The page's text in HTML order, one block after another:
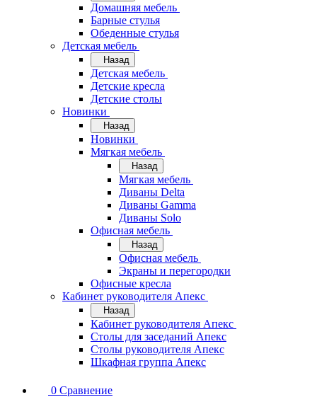
Домашняя мебель
Барные стулья
Обеденные стулья
Детская мебель
Назад
Детская мебель
Детские кресла
Детские столы
Новинки
Назад
Новинки
Мягкая мебель
Назад
Мягкая мебель
Диваны Delta
Диваны Gamma
Диваны Solo
Офисная мебель
Назад
Офисная мебель
Экраны и перегородки
Офисные кресла
Кабинет руководителя Апекс
Назад
Кабинет руководителя Апекс
Столы для заседаний Апекс
Столы руководителя Апекс
Шкафная группа Апекс
0 Сравнение